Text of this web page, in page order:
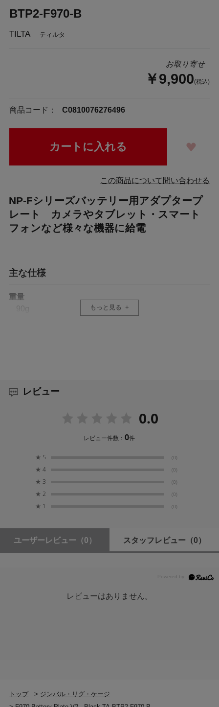
BTP2-F970-B
TILTA ティルタ
お取り寄せ
￥9,900(税込)
商品コード： C0810076276496
この商品について問い合わせる
NP-Fシリーズバッテリー用アダプタープ
レート カメラやタブレット・スマート
フォンなど様々な機器に給電
主な仕様
重量
アルミニウム合金
OUT/IN USB-Cポート 30W PD双方向 ×1
USB-Aポート (5V/2.1A) ×1
DCアウトポート 8V/3A (DC5521スタンダード) ×1
もっと見る
レビュー
0.0
レビュー件数：0件
★ 5 (0)
★ 4 (0)
★ 3 (0)
★ 2 (0)
★ 1 (0)
ユーザーレビュー （0） スタッフレビュー （0）
レビューはありません。
トップ > ジンバル・リグ・ケージ